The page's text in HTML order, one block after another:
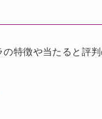
特徴や当たると評